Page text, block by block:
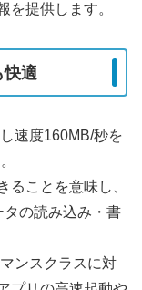
を提供します。
快適
速度160MB/秒を
ることを意味し、
の読み込み・書
ンスクラスに対